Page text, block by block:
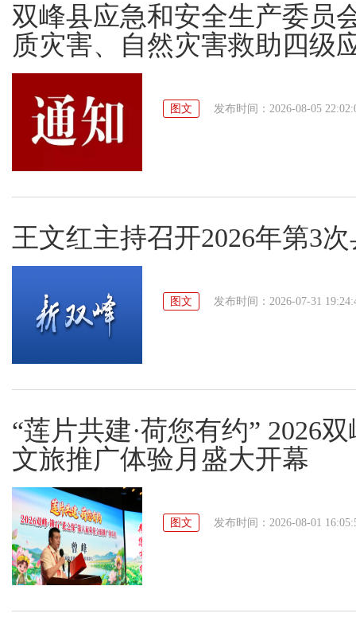
双峰县应急和安全生产委员
质灾害、自然灾害救助四级
图文 发布时间：2026-08-05
王文红主持召开2026年第3
图文 发布时间：2026-07-31
“莲片共建·荷您有约” 2026
文旅推广体验月盛大开幕
图文 发布时间：2026-08-01